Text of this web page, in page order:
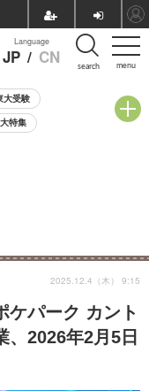
menu
Language
JP / CN search
大受験
特集
ケパーク カント
、2026年2月5日
2025.12.4（木） 9:15